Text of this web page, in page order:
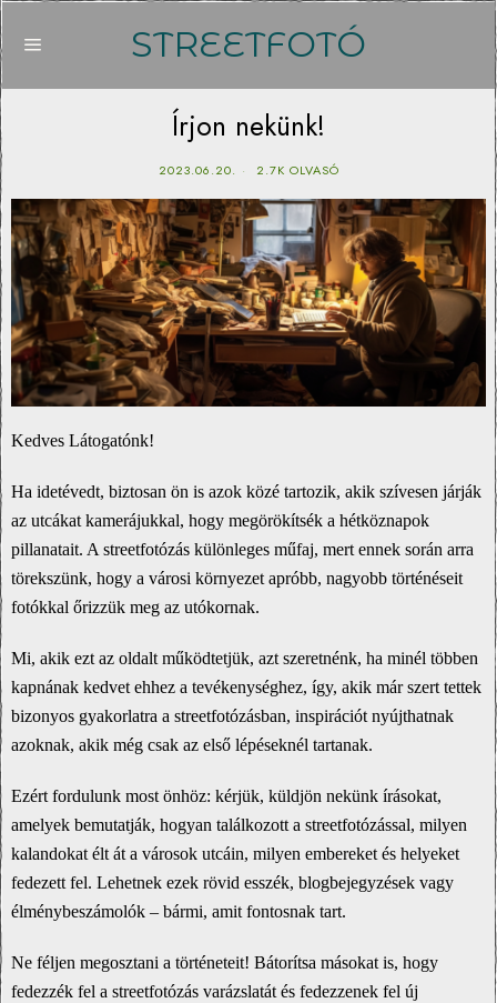
STREETFOTÓ
Írjon nekünk!
2023.06.20. 2.7K OLVASÓ
Kedves Látogatónk!
Ha idetévedt, biztosan ön is azok közé tartozik, akik szívesen járják
az utcákat kamerájukkal, hogy megörökítsék a hétköznapok
pillanatait. A streetfotózás különleges műfaj, mert ennek során arra
törekszünk, hogy a városi környezet apróbb, nagyobb történéseit
fotókkal őrizzük meg az utókornak.
Mi, akik ezt az oldalt működtetjük, azt szeretnénk, ha minél többen
kapnának kedvet ehhez a tevékenységhez, így, akik már szert tettek
bizonyos gyakorlatra a streetfotózásban, inspirációt nyújthatnak
azoknak, akik még csak az első lépéseknél tartanak.
Ezért fordulunk most önhöz: kérjük, küldjön nekünk írásokat,
amelyek bemutatják, hogyan találkozott a streetfotózással, milyen
kalandokat élt át a városok utcáin, milyen embereket és helyeket
fedezett fel. Lehetnek ezek rövid esszék, blogbejegyzések vagy
élménybeszámolók – bármi, amit fontosnak tart.
Ne féljen megosztani a történeteit! Bátorítsa másokat is, hogy
fedezzék fel a streetfotózás varázslatát és fedezzenek fel új